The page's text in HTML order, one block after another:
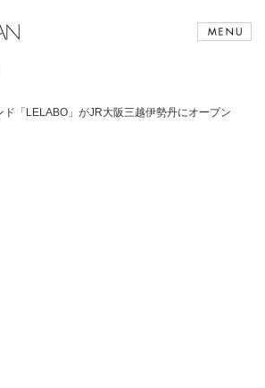
ド「LELABO」がJR大阪三越伊勢丹にオープン